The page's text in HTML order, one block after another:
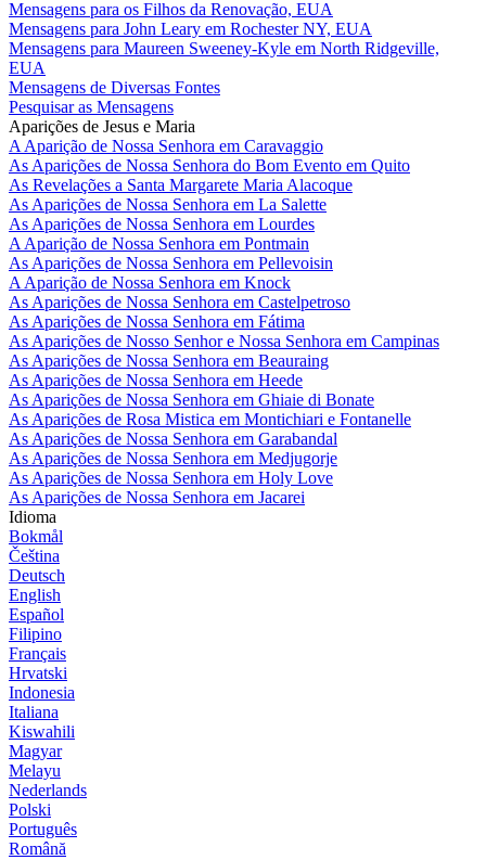
Mensagens para os Filhos da Renovação, EUA
Mensagens para John Leary em Rochester NY, EUA
Mensagens para Maureen Sweeney-Kyle em North Ridgeville,
EUA
Mensagens de Diversas Fontes
Pesquisar as Mensagens
Aparições de Jesus e Maria
A Aparição de Nossa Senhora em Caravaggio
As Aparições de Nossa Senhora do Bom Evento em Quito
As Revelações a Santa Margarete Maria Alacoque
As Aparições de Nossa Senhora em La Salette
As Aparições de Nossa Senhora em Lourdes
A Aparição de Nossa Senhora em Pontmain
As Aparições de Nossa Senhora em Pellevoisin
A Aparição de Nossa Senhora em Knock
As Aparições de Nossa Senhora em Castelpetroso
As Aparições de Nossa Senhora em Fátima
As Aparições de Nosso Senhor e Nossa Senhora em Campinas
As Aparições de Nossa Senhora em Beauraing
As Aparições de Nossa Senhora em Heede
As Aparições de Nossa Senhora em Ghiaie di Bonate
As Aparições de Rosa Mistica em Montichiari e Fontanelle
As Aparições de Nossa Senhora em Garabandal
As Aparições de Nossa Senhora em Medjugorje
As Aparições de Nossa Senhora em Holy Love
As Aparições de Nossa Senhora em Jacarei
Idioma
Bokmål
Čeština
Deutsch
English
Español
Filipino
Français
Hrvatski
Indonesia
Italiana
Kiswahili
Magyar
Melayu
Nederlands
Polski
Português
Română